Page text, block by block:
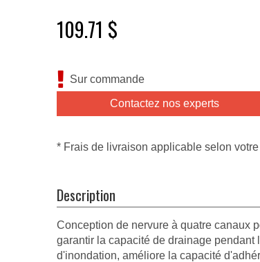
109.71 $
Sur commande
Contactez nos experts
* Frais de livraison applicable selon
Description
Conception de nervure à quatre canaux
garantir la capacité de drainage
d'inondation, améliore la capacité